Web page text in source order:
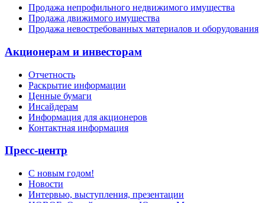
Продажа непрофильного недвижимого имущества
Продажа движимого имущества
Продажа невостребованных материалов и оборудования
Акционерам и инвесторам
Отчетность
Раскрытие информации
Ценные бумаги
Инсайдерам
Информация для акционеров
Контактная информация
Пресс-центр
С новым годом!
Новости
Интервью, выступления, презентации